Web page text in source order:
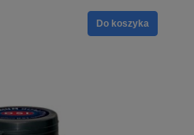
Do koszyka